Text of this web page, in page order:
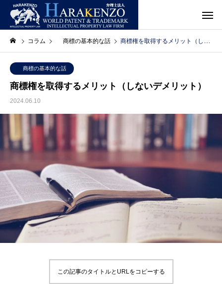
コラム 商標の基本的な話 商標権を取得するメリット（しないデメリット）
商標の基本的な話
商標権を取得するメリット（しないデメリット）
2024.06.10
この記事のタイトルとURLをコピーする